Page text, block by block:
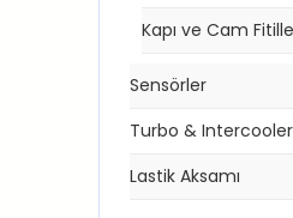
Kapı ve Cam
Sensörler
Turbo & Intercooler
Lastik Aksamı